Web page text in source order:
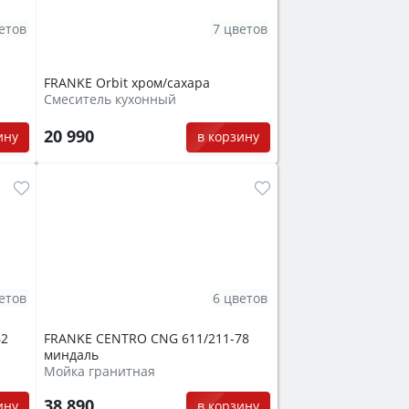
FRANKE Orbit хром/сахара
Смеситель кухонный
20 990 в корзину
7 цветов
FRANKE CENTRO CNG 611/211-78
миндаль
Мойка гранитная
6 цветов